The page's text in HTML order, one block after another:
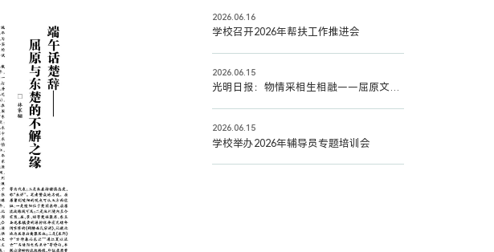
2026.06.16
学校召开2026年帮扶工作推进会
2026.06.15
光明日报：物情采相生相融——屈原文风之变与千年流响
2026.06.15
学校举办2026年辅导员专题培训会